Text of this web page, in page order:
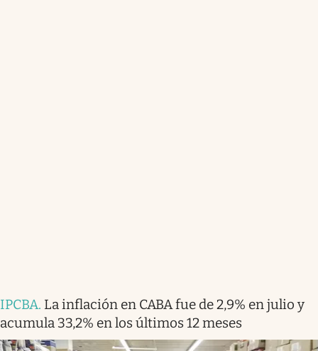
IPCBA. La inflación en CABA fue de 2,9% en julio y
acumula 33,2% en los últimos 12 meses